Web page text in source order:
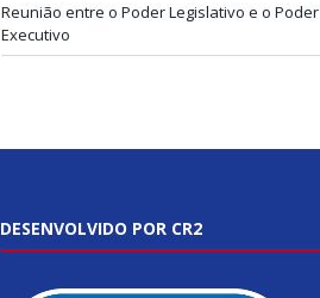
Reunião entre o Poder Legislativo e o Poder
Executivo
DESENVOLVIDO POR CR2